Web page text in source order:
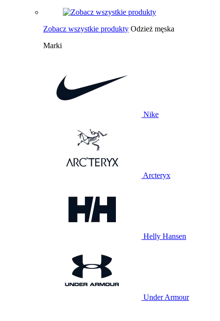
Zobacz wszystkie produkty Odzież męska
Marki
Nike
Arcteryx
Helly Hansen
Under Armour